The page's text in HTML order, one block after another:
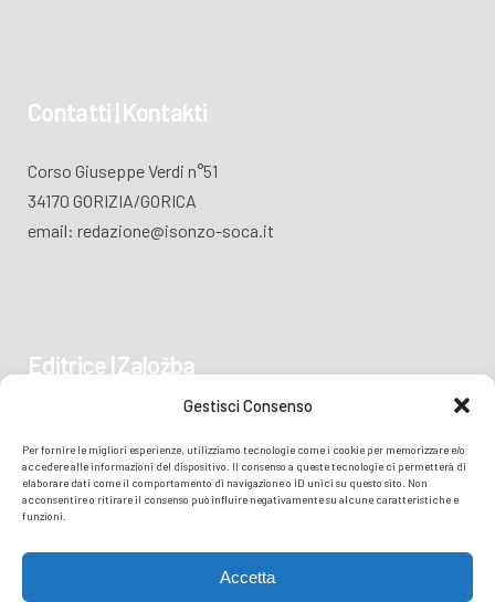
Gestisci Consenso
Per fornire le migliori esperienze, utilizziamo tecnologie come i cookie per memorizzare e/o
accedere alle informazioni del dispositivo. Il consenso a queste tecnologie ci permetterà di
elaborare dati come il comportamento di navigazione o ID unici su questo sito. Non
acconsentire o ritirare il consenso può influire negativamente su alcune caratteristiche e
funzioni.
Accetta
Contatti | Kontakti
Corso Giuseppe Verdi n°51
34170 GORIZIA/GORICA
email: redazione@isonzo-soca.it
Editrice | Založba
34170 GORIZIA/GORICA